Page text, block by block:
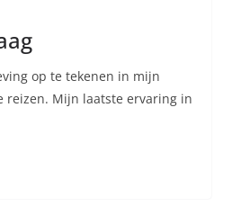
op te tekenen in mijn
reizen. Mijn laatste ervaring in